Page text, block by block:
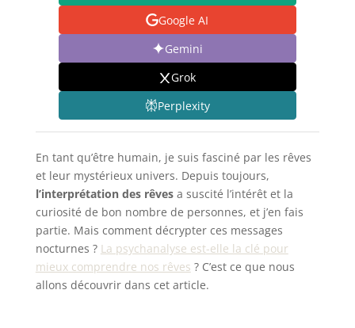
Google AI
Gemini
Grok
Perplexity
En tant qu’être humain, je suis fasciné par les rêves
et leur mystérieux univers. Depuis toujours,
l’interprétation des rêvesa suscité l’intérêt et la
curiosité de bon nombre de personnes, et j’en fais
partie. Mais comment décrypter ces messages
nocturnes ? La psychanalyse est-elle la clé pour
mieux comprendre nos rêves ? C’est ce que nous
allons découvrir dans cet article.